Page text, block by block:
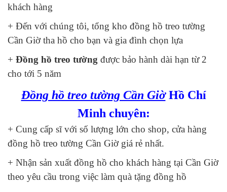
khách hàng
+ Đến với chúng tôi, tổng kho đồng hồ treo tường
Cần Giờ tha hồ cho bạn và gia đình chọn lựa
+ Đồng hồ treo tường được bảo hành dài hạn từ 2
cho tới 5 năm
Đồng hồ treo tường Cần GiờHồ Chí
Minh chuyên:
+ Cung cấp sĩ với số lượng lớn cho shop, cửa hàng
đồng hồ treo tường Cần Giờ giá rẻ nhất.
+ Nhận sản xuất đồng hồ cho khách hàng tại Cần Giờ
theo yêu cầu trong việc làm quà tặng đồng hồ